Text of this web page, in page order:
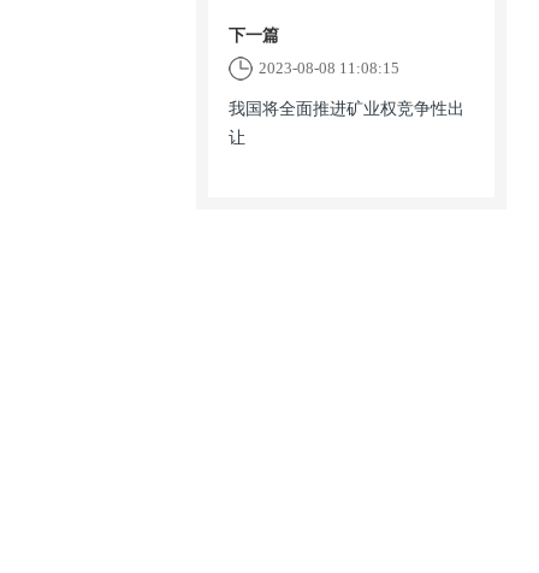
下一篇
2023-08-08 11:08:15
我国将全面推进矿业权竞争性出
让